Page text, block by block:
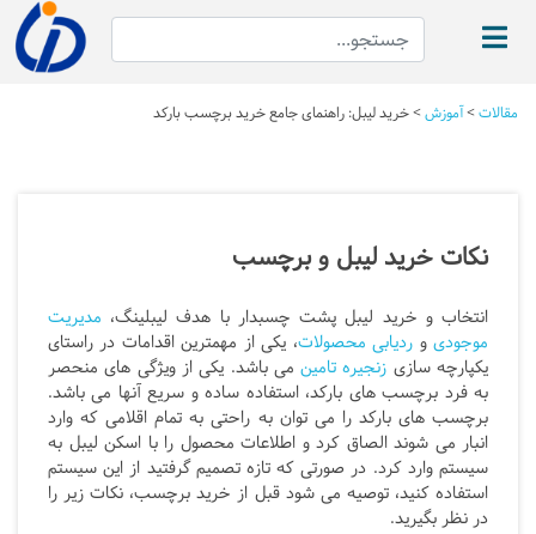
مقالات>آموزش>خرید لیبل: راهنمای جامع خرید برچسب بارکد
نکات خرید لیبل و برچسب
انتخاب و خرید لیبل پشت چسبدار با هدف لیبلینگ، مدیریت
موجودیو ردیابی محصولات، یکی از مهمترین اقدامات در راستای
یکپارچه سازی زنجیره تامینمی باشد. یکی از ویژگی های منحصر
به فرد برچسب های بارکد، استفاده ساده و سریع آنها می باشد.
برچسب های بارکد را می توان به راحتی به تمام اقلامی که وارد
انبار می شوند الصاق کرد و اطلاعات محصول را با اسکن لیبل به
سیستم وارد کرد. در صورتی که تازه تصمیم گرفتید از این سیستم
استفاده کنید، توصیه می شود قبل از خرید برچسب، نکات زیر را
در نظر بگیرید.